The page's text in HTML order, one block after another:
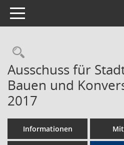
Toggle navigation
Rechercheauswahl
Ausschuss für
Bauen und
2017
Informationen